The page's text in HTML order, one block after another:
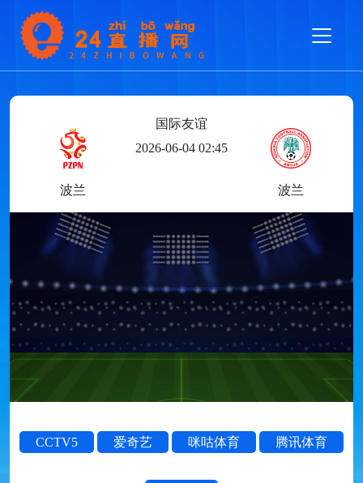
波兰
国际友谊
2026-06-04 02:45
波兰
CCTV5 爱奇艺 咪咕体育 腾讯体育